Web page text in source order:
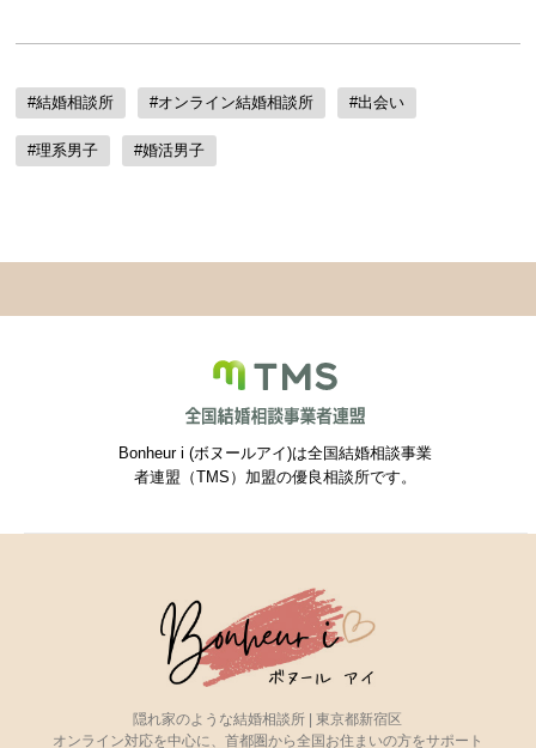
#結婚相談所 #オンライン結婚相談所 #出会い
#理系男子 #婚活男子
Bonheur i (ボヌールアイ)は全国結婚相談事業
者連盟（TMS）加盟の優良相談所です。
隠れ家のような結婚相談所 | 東京都新宿区
オンライン対応を中心に、首都圏から全国お住まいの方をサポート